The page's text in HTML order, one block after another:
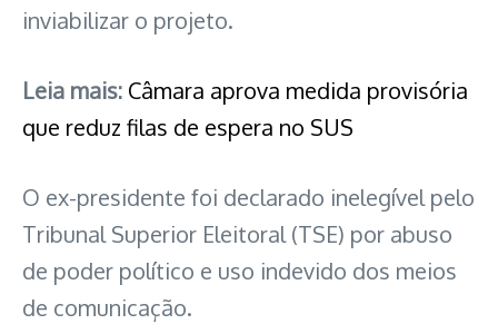
inviabilizar o projeto.
Leia mais: Câmara aprova medida provisória
que reduz filas de espera no SUS
O ex-presidente foi declarado inelegível pelo
Tribunal Superior Eleitoral (TSE) por abuso
de poder político e uso indevido dos meios
de comunicação.